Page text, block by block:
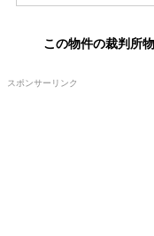
この物件の裁判所
スポンサーリンク